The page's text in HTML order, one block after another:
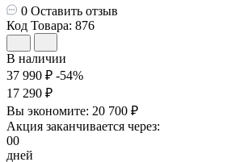
0 Оставить отзыв
Код Товара: 876
В наличии
37 990 ₽ -54%
17 290 ₽
Вы экономите: 20 700 ₽
Акция заканчивается через:
00
дней